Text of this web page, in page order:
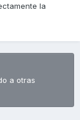
la
a otras